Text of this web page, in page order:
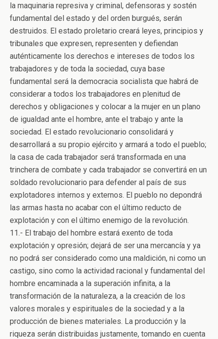
la maquinaria represiva y criminal, defensoras y sostén
fundamental del estado y del orden burgués, serán
destruidos. El estado proletario creará leyes, principios y
tribunales que expresen, representen y defiendan
auténticamente los derechos e intereses de todos los
trabajadores y de toda la sociedad, cuya base
fundamental será la democracia socialista que habrá de
considerar a todos los trabajadores en plenitud de
derechos y obligaciones y colocar a la mujer en un plano
de igualdad ante el hombre, ante el trabajo y ante la
sociedad. El estado revolucionario consolidará y
desarrollará a su propio ejército y armará a todo el pueblo;
la casa de cada trabajador será transformada en una
trinchera de combate y cada trabajador se convertirá en un
soldado revolucionario para defender al país de sus
explotadores internos y externos. El pueblo no depondrá
las armas hasta no acabar con el último reducto de
explotación y con el último enemigo de la revolución.
11.- El trabajo del hombre estará exento de toda
explotación y opresión; dejará de ser una mercancía y ya
no podrá ser considerado como una maldición, ni como un
castigo, sino como la actividad racional y fundamental del
hombre encaminada a la superación infinita, a la
transformación de la naturaleza, a la creación de los
valores morales y espirituales de la sociedad y a la
producción de bienes materiales. La producción y la
riqueza serán distribuidas justamente, tomando en cuenta